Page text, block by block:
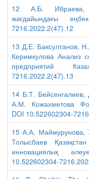
12 А.Б. Ибраева,
жағдайындағы
7216.2022.2(47).12
13 Д.Е. Баксултанов,
Керимкулова Анализ
предприятий
7216.2022.2(47).13
14 Б.Т.
А.М. Кожахметова
DOI 10.522602304-
15 А.А. Маймурунова,
Толысбаев
инновациялық
10.522602304-